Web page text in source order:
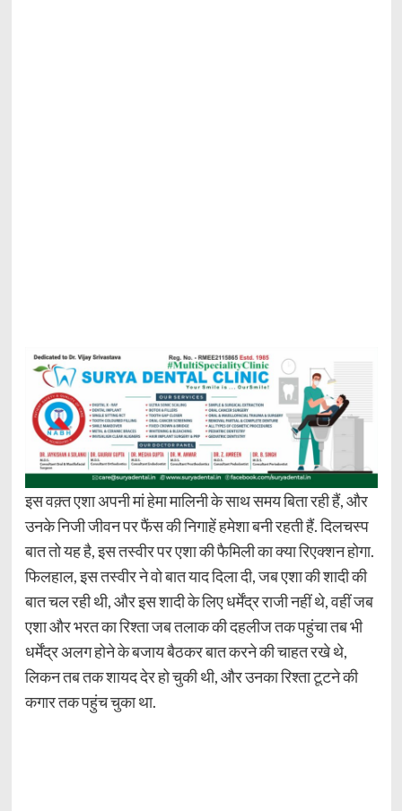
इस वक़्त एशा अपनी मां हेमा मालिनी के साथ समय बिता रही हैं, और
उनके निजी जीवन पर फैंस की निगाहें हमेशा बनी रहती हैं. दिलचस्प
बात तो यह है, इस तस्वीर पर एशा की फैमिली का क्या रिएक्शन होगा.
फिलहाल, इस तस्वीर ने वो बात याद दिला दी, जब एशा की शादी की
बात चल रही थी, और इस शादी के लिए धर्मेंद्र राजी नहीं थे, वहीं जब
एशा और भरत का रिश्ता जब तलाक की दहलीज तक पहुंचा तब भी
धर्मेंद्र अलग होने के बजाय बैठकर बात करने की चाहत रखे थे,
लिकन तब तक शायद देर हो चुकी थी, और उनका रिश्ता टूटने की
कगार तक पहुंच चुका था.